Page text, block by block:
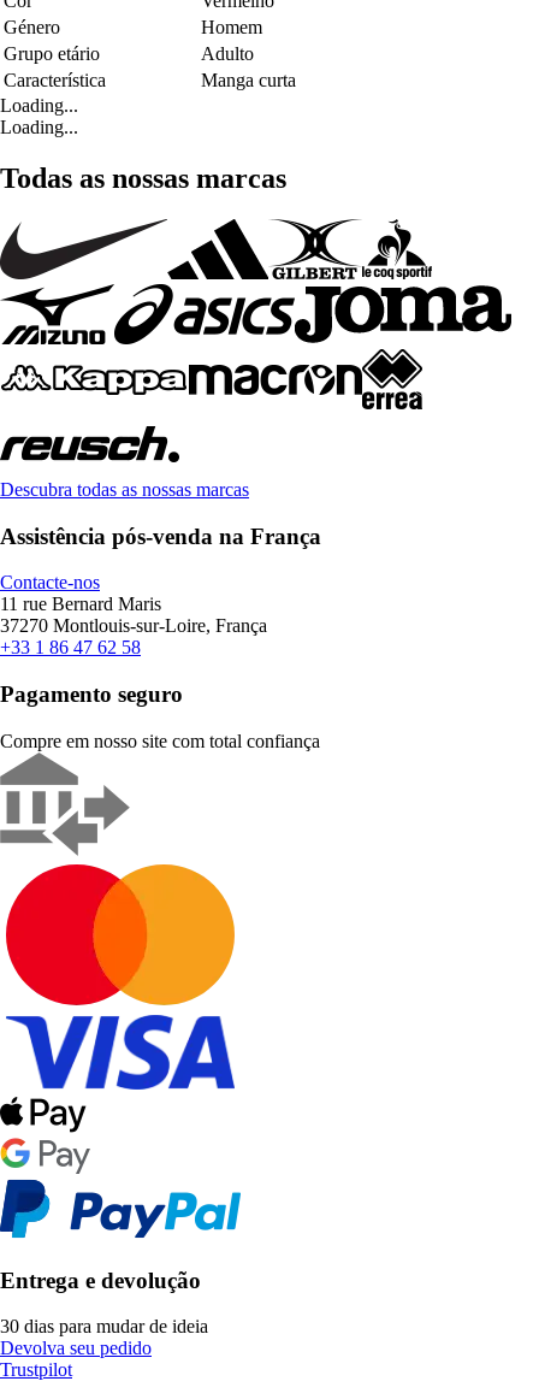
Género
Homem
Grupo etário
Adulto
Característica
Manga curta
Loading...
Loading...
Todas as nossas marcas
Descubra todas as nossas marcas
Assistência pós-venda na França
Contacte-nos
11 rue Bernard Maris
37270 Montlouis-sur-Loire, França
+33 1 86 47 62 58
Pagamento seguro
Compre em nosso site com total confiança
Entrega e devolução
30 dias para mudar de ideia
Devolva seu pedido
Trustpilot